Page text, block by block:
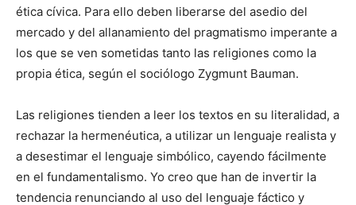
ética cívica. Para ello deben liberarse del asedio del
mercado y del allanamiento del pragmatismo imperante a
los que se ven sometidas tanto las religiones como la
propia ética, según el sociólogo Zygmunt Bauman.
Las religiones tienden a leer los textos en su literalidad, a
rechazar la hermenéutica, a utilizar un lenguaje realista y
a desestimar el lenguaje simbólico, cayendo fácilmente
en el fundamentalismo. Yo creo que han de invertir la
tendencia renunciando al uso del lenguaje fáctico y